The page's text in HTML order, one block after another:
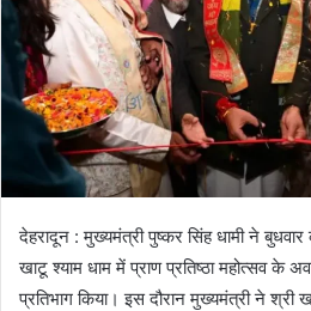
देहरादून : मुख्यमंत्री पुष्कर सिंह धामी ने
खाटू श्याम धाम में प्राण प्रतिष्ठा महोत्सव के
प्रतिभाग किया। इस दौरान मुख्यमंत्री ने श्री